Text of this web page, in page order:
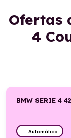
Ofertas
4
BMW SERIE 4
Automático